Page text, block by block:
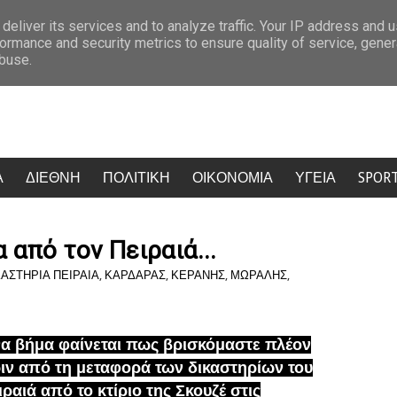
Κρήτη: Τουρίστας ρώτησε πόσο κοστίζει ανήλικο κορίτσι – «Πόσα
ΔΙΕΘΝΗ ΠΟΛΙΤΙΚΗ ΟΙΚΟΝΟΜΙΑ ΥΓΕΙΑ
από τον Πειραιά...
ΠΕΙΡΑΙΑ, ΚΑΡΔΑΡΑΣ, ΚΕΡΑΝΗΣ, ΜΩΡΑΛΗΣ,
βήμα φαίνεται πως βρισκόμαστε πλέον
από τη μεταφορά των δικαστηρίων του
από το κτίριο της Σκουζέ στις
its services and to analyze traffic. Your IP address and
and security metrics to ensure quality of service,